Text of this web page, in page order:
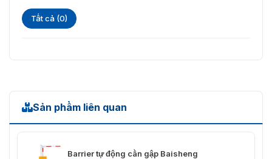
Tất cả (0)
Sản phẩm liên quan
Barrier tự động cần gập Baisheng